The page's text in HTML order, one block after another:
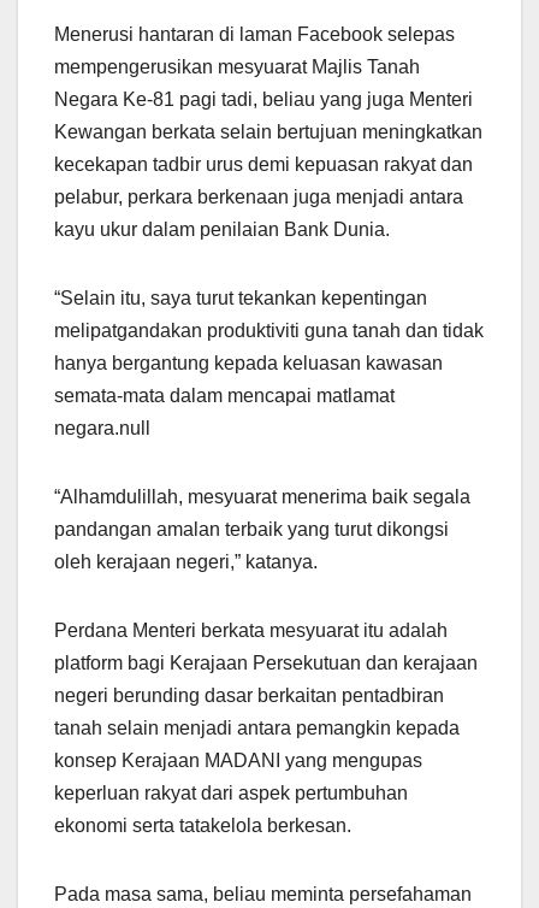
k
Menerusi hantaran di laman Facebook selepas
mempengerusikan mesyuarat Majlis Tanah
Negara Ke-81 pagi tadi, beliau yang juga Menteri
Kewangan berkata selain bertujuan meningkatkan
kecekapan tadbir urus demi kepuasan rakyat dan
pelabur, perkara berkenaan juga menjadi antara
kayu ukur dalam penilaian Bank Dunia.
“Selain itu, saya turut tekankan kepentingan
melipatgandakan produktiviti guna tanah dan tidak
hanya bergantung kepada keluasan kawasan
semata-mata dalam mencapai matlamat
negara.null
“Alhamdulillah, mesyuarat menerima baik segala
pandangan amalan terbaik yang turut dikongsi
oleh kerajaan negeri,” katanya.
Perdana Menteri berkata mesyuarat itu adalah
platform bagi Kerajaan Persekutuan dan kerajaan
negeri berunding dasar berkaitan pentadbiran
tanah selain menjadi antara pemangkin kepada
konsep Kerajaan MADANI yang mengupas
keperluan rakyat dari aspek pertumbuhan
ekonomi serta tatakelola berkesan.
Pada masa sama, beliau meminta persefahaman